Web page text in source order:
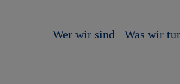
Wer wir sind Was wir